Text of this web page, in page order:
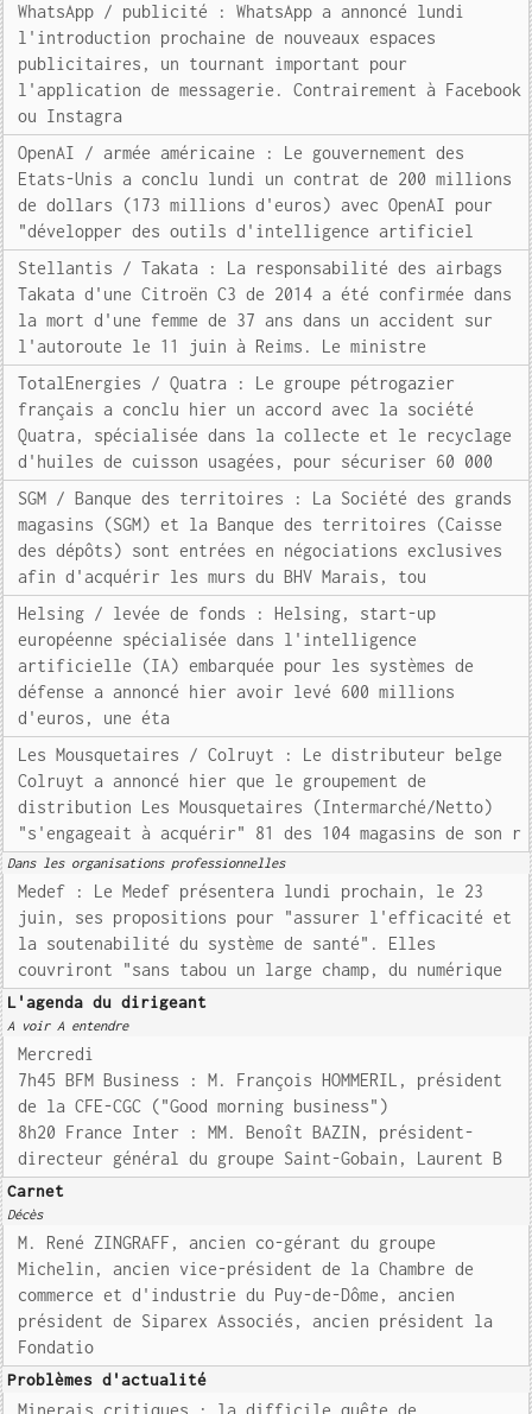
WhatsApp / publicité : WhatsApp a annoncé lundi
l'introduction prochaine de nouveaux espaces
publicitaires, un tournant important pour
l'application de messagerie. Contrairement à Facebook
ou Instagra
OpenAI / armée américaine : Le gouvernement des
Etats-Unis a conclu lundi un contrat de 200 millions
de dollars (173 millions d'euros) avec OpenAI pour
"développer des outils d'intelligence artificiel
Stellantis / Takata : La responsabilité des airbags
Takata d'une Citroën C3 de 2014 a été confirmée dans
la mort d'une femme de 37 ans dans un accident sur
l'autoroute le 11 juin à Reims. Le ministre
TotalEnergies / Quatra : Le groupe pétrogazier
français a conclu hier un accord avec la société
Quatra, spécialisée dans la collecte et le recyclage
d'huiles de cuisson usagées, pour sécuriser 60 000
SGM / Banque des territoires : La Société des grands
magasins (SGM) et la Banque des territoires (Caisse
des dépôts) sont entrées en négociations exclusives
afin d'acquérir les murs du BHV Marais, tou
Helsing / levée de fonds : Helsing, start-up
européenne spécialisée dans l'intelligence
artificielle (IA) embarquée pour les systèmes de
défense a annoncé hier avoir levé 600 millions
d'euros, une éta
Les Mousquetaires / Colruyt : Le distributeur belge
Colruyt a annoncé hier que le groupement de
distribution Les Mousquetaires (Intermarché/Netto)
"s'engageait à acquérir" 81 des 104 magasins de son r
Dans les organisations professionnelles
Medef : Le Medef présentera lundi prochain, le 23
juin, ses propositions pour "assurer l'efficacité et
la soutenabilité du système de santé". Elles
couvriront "sans tabou un large champ, du numérique
L'agenda du dirigeant
A voir A entendre
Mercredi
7h45 BFM Business : M. François HOMMERIL, président
de la CFE-CGC ("Good morning business")
8h20 France Inter : MM. Benoît BAZIN, président-
directeur général du groupe Saint-Gobain, Laurent B
Carnet
Décès
M. René ZINGRAFF, ancien co-gérant du groupe
Michelin, ancien vice-président de la Chambre de
commerce et d'industrie du Puy-de-Dôme, ancien
président de Siparex Associés, ancien président la
Fondatio
Problèmes d'actualité
Minerais critiques : la difficile quête de